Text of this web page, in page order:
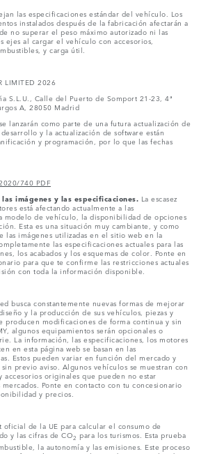
las especificaciones estándar del vehículo. Los
instalados después de la fabricación afectarán a
no superar el peso máximo autorizado ni las
ejes al cargar el vehículo con accesorios,
y carga útil.
LIMITED 2026
S.L.U., Calle del Puerto de Somport 21-23, 4ª
A, 28050 Madrid
lanzarán como parte de una futura actualización de
y la actualización de software están
y programación, por lo que las fechas
740 PDF
imágenes y las especificaciones. La escasez
está afectando actualmente a las
modelo de vehículo, la disponibilidad de opciones
Esta es una situación muy cambiante, y como
las imágenes utilizadas en el sitio web en la
las especificaciones actuales para las
los acabados y los esquemas de color. Ponte en
para que te confirme las restricciones actuales
con toda la información disponible.
busca constantemente nuevas formas de mejorar
y la producción de sus vehículos, piezas y
producen modificaciones de forma continua y sin
algunos equipamientos serán opcionales o
La información, las especificaciones, los motores
en esta página web se basan en las
Estos pueden variar en función del mercado y
previo aviso. Algunos vehículos se muestran con
originales que pueden no estar
Ponte en contacto con tu concesionario
y precios.
oficial de la UE para calcular el consumo de
y las cifras de CO2 para los turismos. Esta prueba
la autonomía y las emisiones. Este proceso